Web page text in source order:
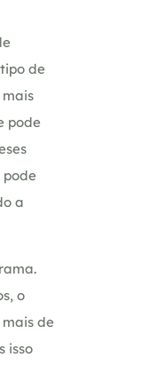
de
pode
pode
a
o
de
isso